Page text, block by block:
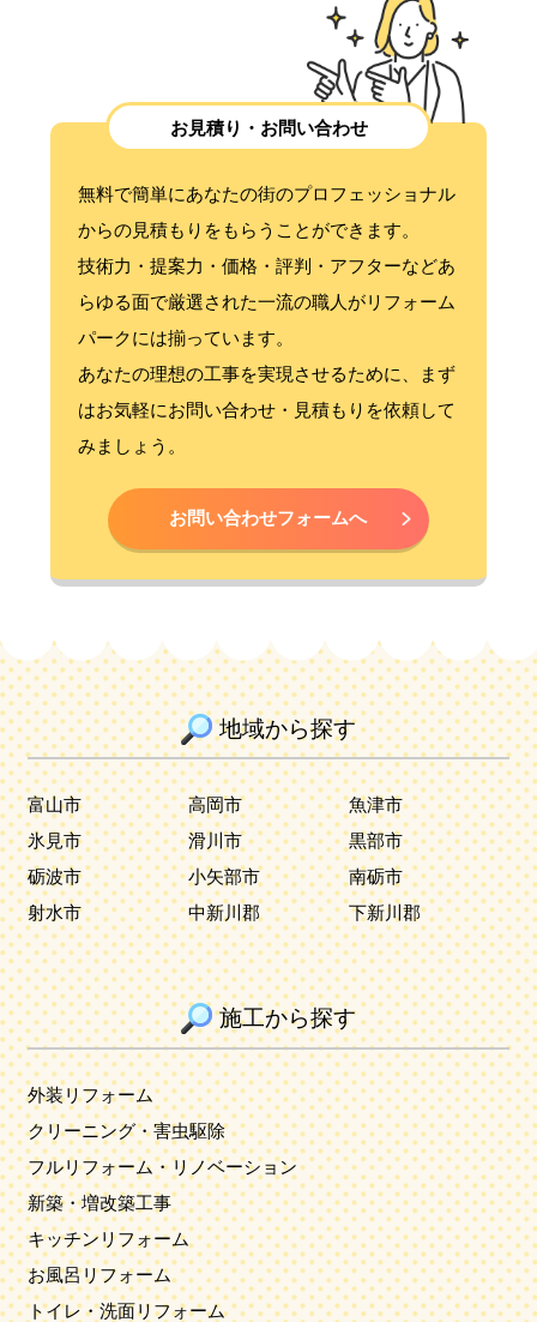
お見積り・お問い合わせ
無料で簡単にあなたの街のプロフェッショナル
からの見積もりをもらうことができます。
技術力・提案力・価格・評判・アフターなどあ
らゆる面で厳選された一流の職人がリフォーム
パークには揃っています。
あなたの理想の工事を実現させるために、まず
はお気軽にお問い合わせ・見積もりを依頼して
みましょう。
お問い合わせフォームへ
地域から探す
富山市 高岡市
魚津市
氷見市
滑川市
黒部市
砺波市
小矢部市
南砺市
射水市
中新川郡 下新川郡
施工から探す
外装リフォーム
クリーニング・害虫駆除
フルリフォーム・リノベーション
新築・増改築工事
キッチンリフォーム
お風呂リフォーム
トイレ・洗面リフォーム